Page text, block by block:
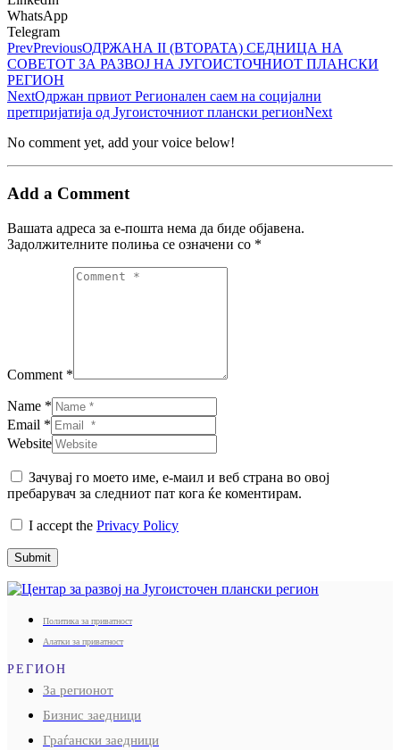
WhatsApp
Telegram
PrevPreviousОДРЖАНА II (ВТОРАТА) СЕДНИЦА НА
СОВЕТОТ ЗА РАЗВОЈ НА ЈУГОИСТОЧНИОТ ПЛАНСКИ
РЕГИОН
NextOдржан првиот Регионален саем на социјални
претпријатија од Југоисточниот плански регионNext
No comment yet, add your voice below!
Add a Comment
Вашата адреса за е-пошта нема да биде објавена.
Задолжителните полиња се означени со *
Comment *
Name *
Email *
Website
Зачувај го моето име, е-маил и веб страна во овој
пребарувач за следниот пат кога ќе коментирам.
I accept the Privacy Policy
Submit
Политика за приватност
Алатки за приватност
РЕГИОН
За регионот
Бизнис заедници
Граѓански заедници